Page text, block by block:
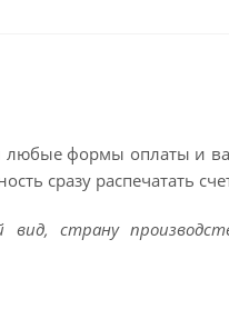
формы оплаты и
сразу распечатать
страну